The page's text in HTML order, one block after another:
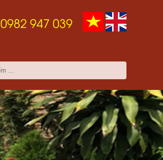
0982 947 039